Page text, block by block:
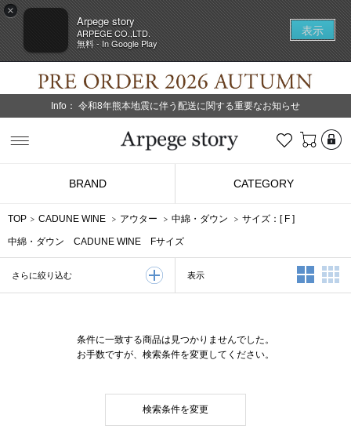
×
Arpege story
ARPEGE CO.,LTD.
無料 - In Google Play
表示
Info： 令和8年熊本地震に伴う配送に関する重要なお知らせ
お気に入り
BRAND CATEGORY
TOP CADUNE WINE アウター 中綿・ダウン サイズ：[ F ]
中綿・ダウン CADUNE WINE Fサイズ
さらに絞り込む 表示 2列表示
条件に一致する商品は見つかりませんでした。
お手数ですが、検索条件を変更してください。
検索条件を変更